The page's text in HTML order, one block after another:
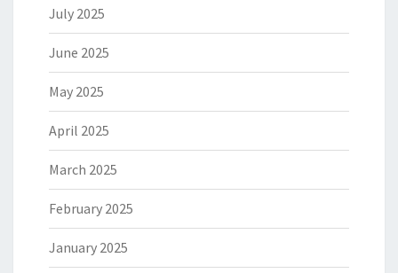
July 2025
June 2025
May 2025
April 2025
March 2025
February 2025
January 2025